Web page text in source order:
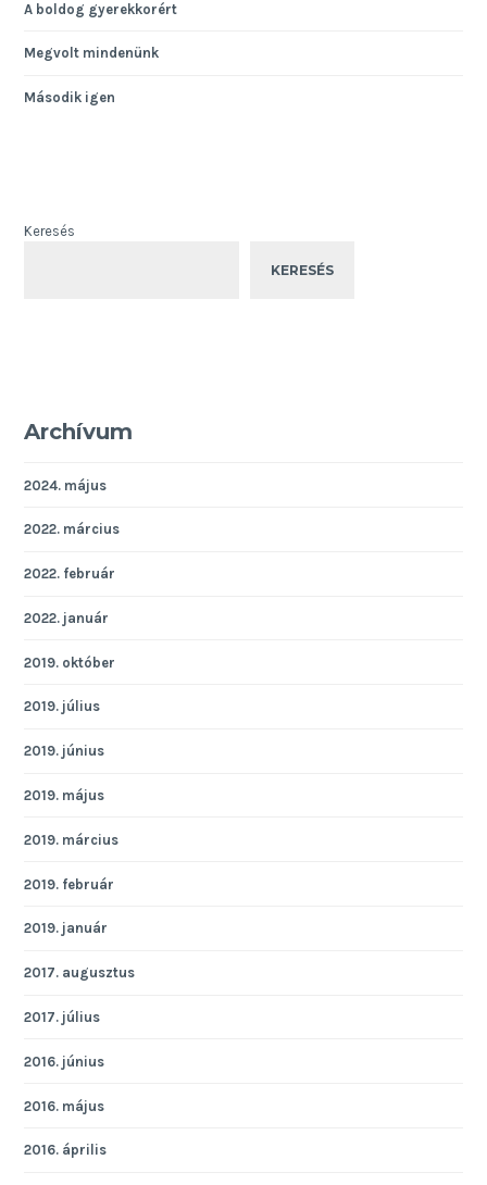
A boldog gyerekkorért
Megvolt mindenünk
Második igen
Keresés
KERESÉS
Archívum
2024. május
2022. március
2022. február
2022. január
2019. október
2019. július
2019. június
2019. május
2019. március
2019. február
2019. január
2017. augusztus
2017. július
2016. június
2016. május
2016. április